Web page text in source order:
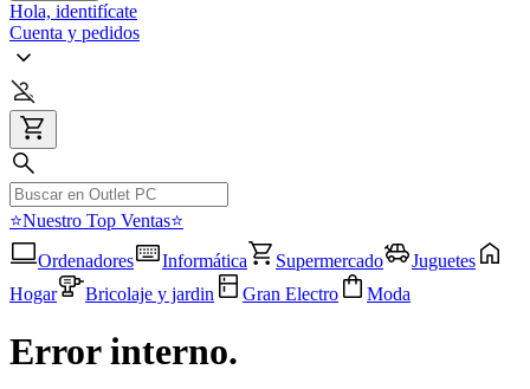
Hola, identifícate
Cuenta y pedidos
⭐Nuestro Top Ventas⭐
Ordenadores
Informática Supermercado
Juguetes
Hogar
Bricolaje y jardin Gran Electro Moda
Error interno.